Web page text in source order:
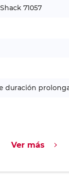
71057
duración
Ver más